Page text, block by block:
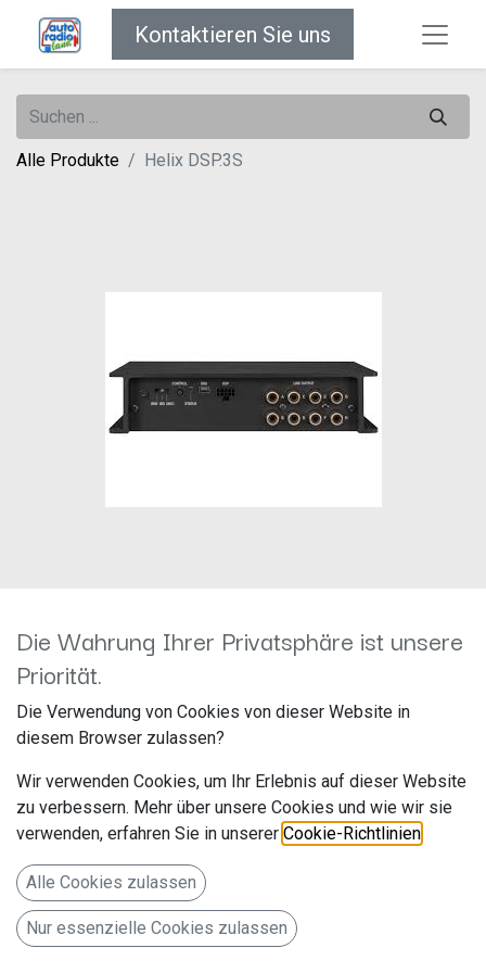
Kontaktieren Sie uns
Alle Produkte Helix DSP.3S
Helix DSP.3S
Hersteller: Helix
Artikelnummer: DSP.3S
Hünegräben 26
57392 Schmallenberg
Deutschland www.audiotec-fischer.de
8-Kanal Stand Alone DSP
Die Wahrung Ihrer Privatsphäre ist unsere
Priorität.
Die Verwendung von Cookies von dieser Website in
diesem Browser zulassen?
Wir verwenden Cookies, um Ihr Erlebnis auf dieser Website
zu verbessern. Mehr über unsere Cookies und wie wir sie
verwenden, erfahren Sie in unserer Cookie-Richtlinien
Alle Cookies zulassen
Nur essenzielle Cookies zulassen